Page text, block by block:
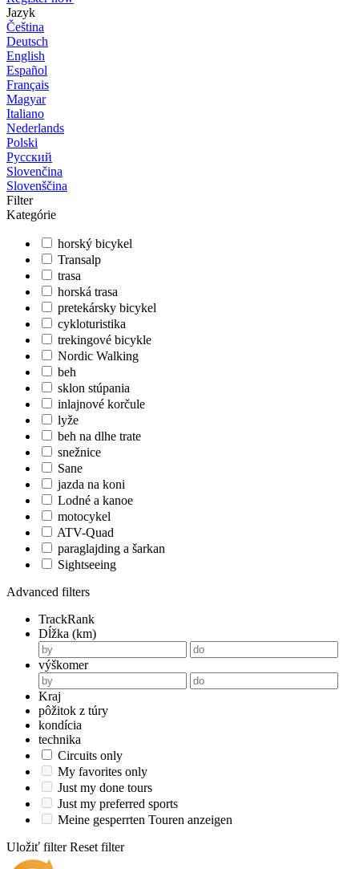
Jazyk
Čeština
Deutsch
English
Español
Français
Magyar
Italiano
Nederlands
Polski
Русский
Slovenčina
Slovenščina
Filter
Kategórie
horský bicykel
Transalp
trasa
horská trasa
pretekársky bicykel
cykloturistika
trekingové bicykle
Nordic Walking
beh
sklon stúpania
inlajnové korčule
lyže
beh na dlhe trate
snežnice
Sane
jazda na koni
Lodné a kanoe
motocykel
ATV-Quad
paraglajding a šarkan
Sightseeing
Advanced filters
TrackRank
Dĺžka (km)
výškomer
Kraj
pôžitok z túry
kondícia
technika
Circuits only
My favorites only
Just my done tours
Just my preferred sports
Meine gesperrten Touren anzeigen
Uložiť filter Reset filter